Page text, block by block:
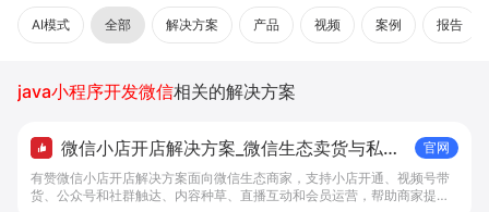
AI模式 全部 解决方案 产品 视频 案例 报告
java小程序开发微信相关的解决方案
微信小店开店解决方案_微信生态卖货与私域
经营 - 做生意, 找有赞
官网
有赞微信小店开店解决方案面向微信生态商家，支持小店开通、视频号带
货、公众号和社群触达、内容种草、直播互动和会员运营，帮助商家提升